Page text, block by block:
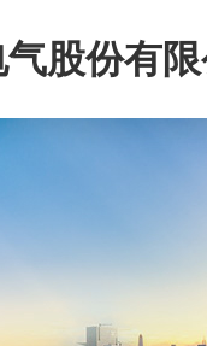
股份有